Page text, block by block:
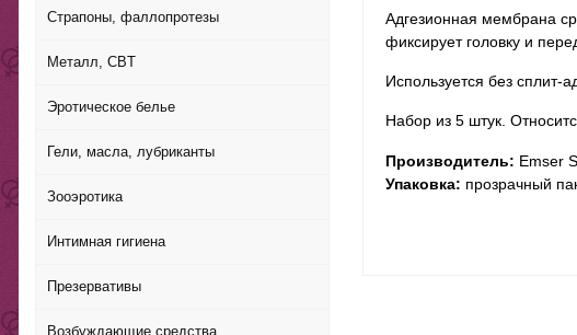
Страпоны, фаллопротезы
Металл, CBT
Эротическое белье
Гели, масла, лубриканты
Зооэротика
Интимная гигиена
Презервативы
Возбуждающие средства
Адгезионная мембрана
фиксирует головку и
Используется без сплит-
Набор из 5 штук.
Производитель: Emser
Упаковка: прозрачный